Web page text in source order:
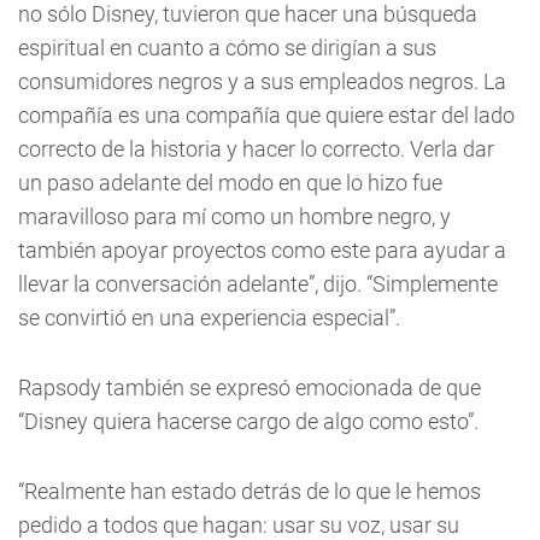
no sólo Disney, tuvieron que hacer una búsqueda
espiritual en cuanto a cómo se dirigían a sus
consumidores negros y a sus empleados negros. La
compañía es una compañía que quiere estar del lado
correcto de la historia y hacer lo correcto. Verla dar
un paso adelante del modo en que lo hizo fue
maravilloso para mí como un hombre negro, y
también apoyar proyectos como este para ayudar a
llevar la conversación adelante”, dijo. “Simplemente
se convirtió en una experiencia especial”.
Rapsody también se expresó emocionada de que
“Disney quiera hacerse cargo de algo como esto”.
“Realmente han estado detrás de lo que le hemos
pedido a todos que hagan: usar su voz, usar su